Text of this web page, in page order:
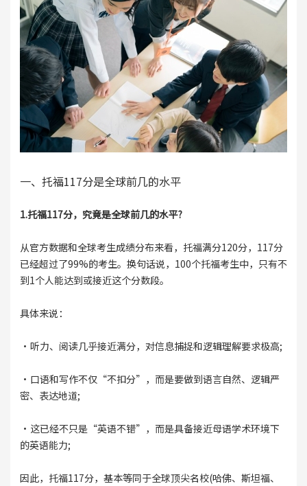
一、托福117分是全球前几的水平
1.托福117分，究竟是全球前几的水平?
从官方数据和全球考生成绩分布来看，托福满分120分，117分
已经超过了99%的考生。换句话说，100个托福考生中，只有不
到1个人能达到或接近这个分数段。
具体来说：
·听力、阅读几乎接近满分，对信息捕捉和逻辑理解要求极高;
·口语和写作不仅“不扣分”，而是要做到语言自然、逻辑严
密、表达地道;
·这已经不只是“英语不错”，而是具备接近母语学术环境下
的英语能力;
因此，托福117分，基本等同于全球顶尖名校(哈佛、斯坦福、